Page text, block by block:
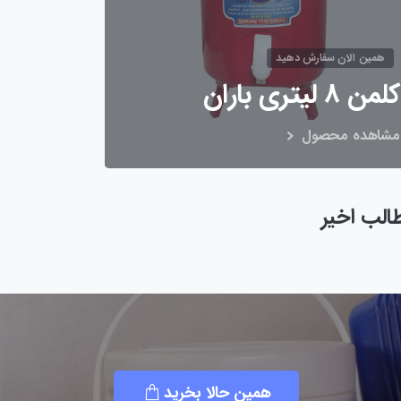
همین الان سفارش دهید
کلمن 8 لیتری باران
مشاهده محصول
اخیر
همین حالا بخرید